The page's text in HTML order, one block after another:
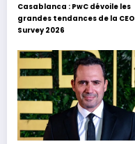
Casablanca : PwC dévoile les
grandes tendances de la CEO
Survey 2026